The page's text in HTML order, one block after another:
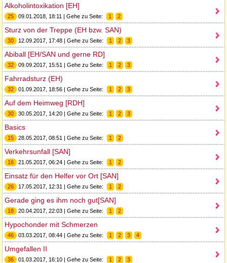
Alkoholintoxikation [EH]
25 09.01.2018, 18:11 | Gehe zu Seite: 1 2
Sturz von der Treppe (EH bzw. SAN)
30 12.09.2017, 17:48 | Gehe zu Seite: 1 2 3
Abiball [EH/SAN und gerne RD]
32 09.09.2017, 15:51 | Gehe zu Seite: 1 2 3
Fahrradsturz (EH)
32 01.09.2017, 18:56 | Gehe zu Seite: 1 2 3
Auf dem Heimweg [RDH]
30 30.05.2017, 14:20 | Gehe zu Seite: 1 2 3
Basics
15 28.05.2017, 08:51 | Gehe zu Seite: 1 2
Verkehrsunfall [SAN]
16 21.05.2017, 06:24 | Gehe zu Seite: 1 2
Einsatz für den Helfer vor Ort [SAN]
26 17.05.2017, 12:31 | Gehe zu Seite: 1 2
Gerade ging es ihm noch gut[SAN]
18 20.04.2017, 22:03 | Gehe zu Seite: 1 2
Hypochonder mit Schmerzen
46 03.03.2017, 08:44 | Gehe zu Seite: 1 2 3 4
Umgefallen II
36 01.03.2017, 16:10 | Gehe zu Seite: 1 2 3